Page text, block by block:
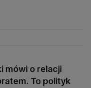
mówi o relacji
To polityk